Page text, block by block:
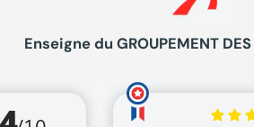
Enseigne du GROUPEMENT DES